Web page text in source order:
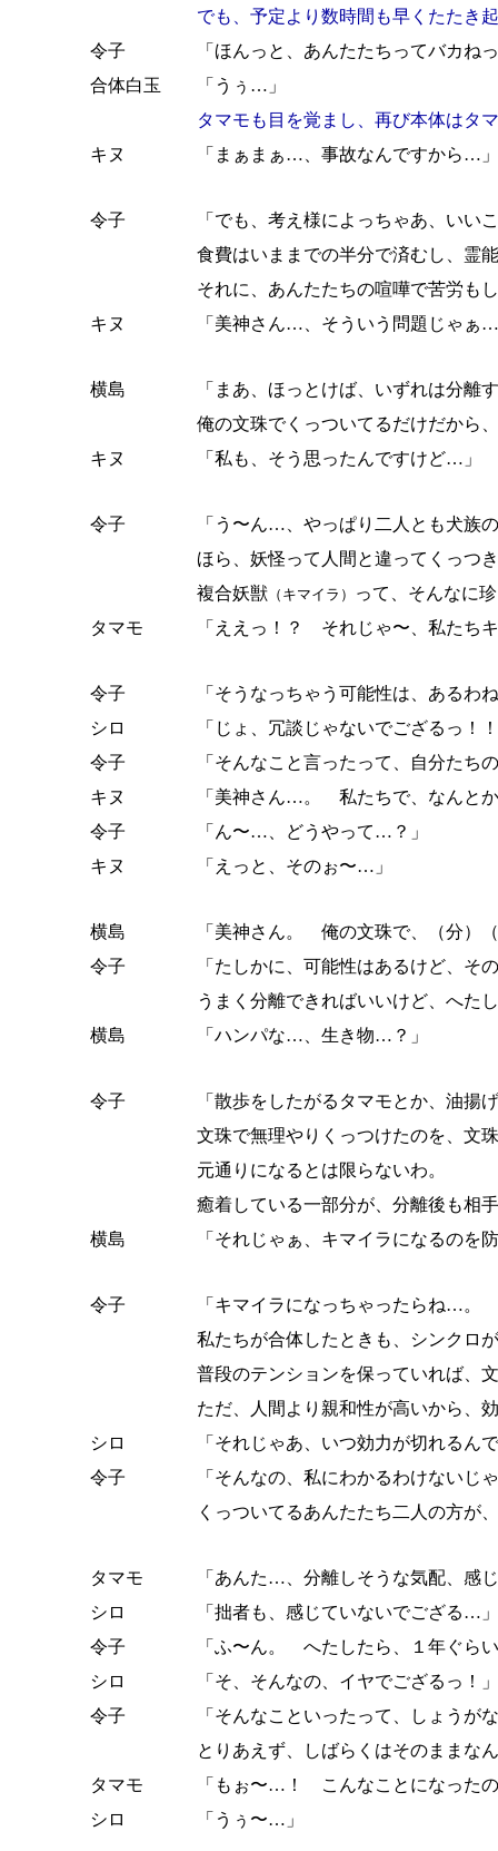
でも、予定より数時間も早くたたき
令子
「ほんっと、あんたたちってバカね
合体白玉
「うぅ…」
タマモも目を覚まし、再び本体はタ
キヌ
「まぁまぁ…、事故なんですから…」
令子
「でも、考え様によっちゃあ、いい
食費はいままでの半分で済むし、霊
それに、あんたたちの喧嘩で苦労も
キヌ
「美神さん…、そういう問題じゃぁ
横島
「まあ、ほっとけば、いずれは分離
俺の文珠でくっついてるだけだから
キヌ
「私も、そう思ったんですけど…」
令子
「う〜ん…、やっぱり二人とも犬族
ほら、妖怪って人間と違ってくっつ
複合妖獣 （キマイラ）
って、そんなに
タマモ
「ええっ！？ それじゃ〜、私たち
令子
「そうなっちゃう可能性は、あるわ
シロ
「じょ、冗談じゃないでござるっ！
令子
「そんなこと言ったって、自分たち
キヌ
「美神さん…。 私たちで、なんと
令子
「ん〜…、どうやって…？」
キヌ
「えっと、そのぉ〜…」
横島
「美神さん。 俺の文珠で、（分）
令子
「たしかに、可能性はあるけど、
うまく分離できればいいけど、へた
横島
「ハンパな…、生き物…？」
令子
「散歩をしたがるタマモとか、油
文珠で無理やりくっつけたのを、文
元通りになるとは限らないわ。
癒着している一部分が、分離後も相
横島
「それじゃぁ、キマイラになるの
令子
「キマイラになっちゃったらね…。
私たちが合体したときも、シンクロ
普段のテンションを保っていれば、
ただ、人間より親和性が高いから、
シロ
「それじゃあ、いつ効力が切れるん
令子
「そんなの、私にわかるわけないじ
くっついてるあんたたち二人の方が
タマモ
「あんた…、分離しそうな気配、
シロ
「拙者も、感じていないでござる…」
令子
「ふ〜ん。 へたしたら、１年ぐら
シロ
「そ、そんなの、イヤでござるっ！」
令子
「そんなこといったって、しょうが
とりあえず、しばらくはそのままな
タマモ
「もぉ〜…！ こんなことになった
シロ
「うぅ〜…」